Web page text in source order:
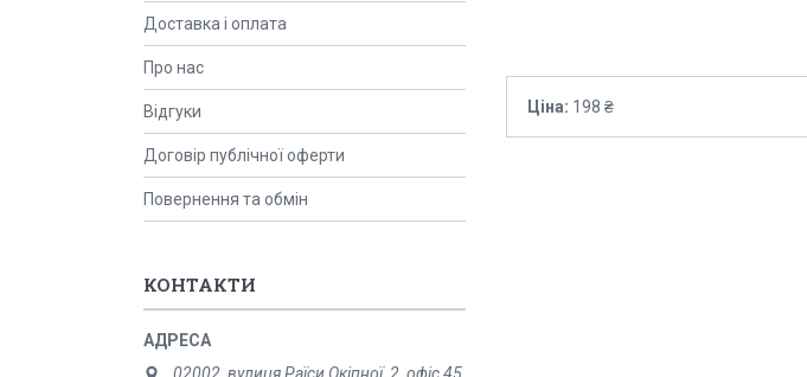
Ціна: 198 ₴
Доставка і оплата
Про нас
Відгуки
Договір публічної оферти
Повернення та обмін
КОНТАКТИ